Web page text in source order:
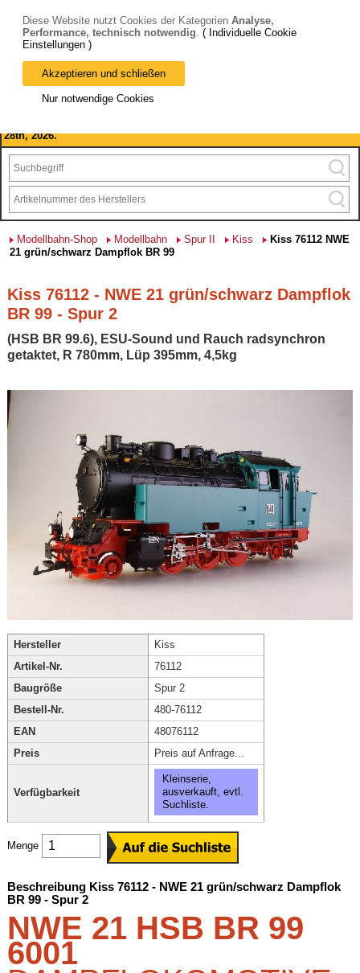
Bitte beachten Sie: wir machen Betriebsferien, vom 03. bis 28.
August 2026 haben wir geschlossen.
28th, 2026.
Modellbahn-Shop Modellbahn Spur II Kiss
Kiss 76112 NWE
21 grün/schwarz Dampflok BR 99
Kiss 76112 - NWE 21 grün/schwarz Dampflok
BR 99 - Spur 2
(HSB BR 99.6), ESU-Sound und Rauch radsynchron
getaktet, R 780mm, Lüp 395mm, 4,5kg
Hersteller
Kiss
Artikel-Nr.
76112
Baugröße
Spur 2
Bestell-Nr.
480-76112
EAN
48076112
Preis
Preis auf Anfrage...
Verfügbarkeit
Kleinserie,
ausverkauft, evtl.
Suchliste.
Menge
Beschreibung Kiss 76112 - NWE 21 grün/schwarz Dampflok
BR 99 - Spur 2
NWE 21 HSB BR 99
6001
Diese Website nutzt Cookies der Kategorien Analyse,
Performance, technisch notwendig. ( Individuelle Cookie
Einstellungen )
Akzeptieren und schließen
Nur notwendige Cookies